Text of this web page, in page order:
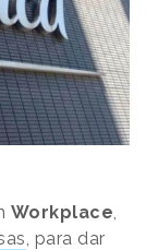
Workplace
, para dar